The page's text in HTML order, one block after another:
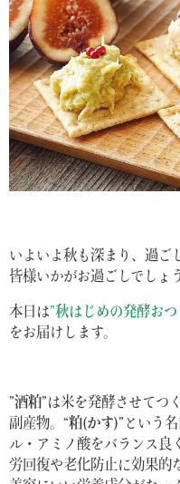
いよいよ秋も深まり、過ご
皆様いかがお過ごしでしょ
本日は”秋はじめの発酵おつ
をお届けします。
”酒粕”は米を発酵させてつ
副産物。 “粕(かす)” という
ル・アミノ酸をバランス良
労回復や老化防止に効果的